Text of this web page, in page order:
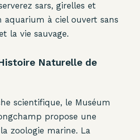
sars, girelles et
aquarium à ciel ouvert sans
la vie sauvage.
Naturelle de
scientifique, le Muséum
propose une
zoologie marine. La